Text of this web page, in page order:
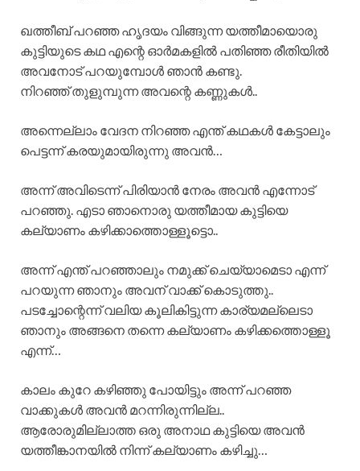
ഖത്തീബ് പറഞ്ഞ ഹൃദയം വിങ്ങുന്ന യത്തീമായൊരു
കുട്ടിയുടെ കഥ എന്റെ ഓർമകളിൽ പതിഞ്ഞ രീതിയിൽ
അവനോട് പറയുമ്പോൾ ഞാൻ കണ്ടു.
നിറഞ്ഞ് തുളുമ്പുന്ന അവന്റെ കണ്ണുകൾ..
അന്നെല്ലാം വേദന നിറഞ്ഞ എന്ത്‌ കഥകൾ കേട്ടാലും
പെട്ടന്ന് കരയുമായിരുന്നു അവൻ…
അന്ന് അവിടെന്ന് പിരിയാൻ നേരം അവൻ എന്നോട്
പറഞ്ഞു. എടാ ഞാനൊരു യത്തീമായ കുട്ടിയെ
കല്യാണം കഴിക്കാത്തൊള്ളൂട്ടൊ..
അന്ന് എന്ത്‌ പറഞ്ഞാലും നമുക്ക് ചെയ്യാമെടാ എന്ന്
പറയുന്ന ഞാനും അവന് വാക്ക് കൊടുത്തു..
പടച്ചോന്റെന്ന് വലിയ കൂലികിട്ടുന്ന കാര്യമല്ലെടാ
ഞാനും അങ്ങനെ തന്നെ കല്യാണം കഴിക്കത്തൊള്ളൂ
എന്ന്…
കാലം കുറേ കഴിഞ്ഞു പോയിട്ടും അന്ന് പറഞ്ഞ
വാക്കുകൾ അവൻ മറന്നിരുന്നില്ല..
ആരോരുമില്ലാത്ത ഒരു അനാഥ കുട്ടിയെ അവൻ
യത്തീങ്കാനയിൽ നിന്ന് കല്യാണം കഴിച്ചു…